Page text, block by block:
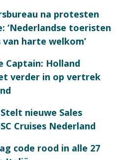
na protesten
‘Nederlandse toeristen
harte welkom’
Captain: Holland
verder in op vertrek
nieuwe Sales
Cruises Nederland
code rood in alle 27